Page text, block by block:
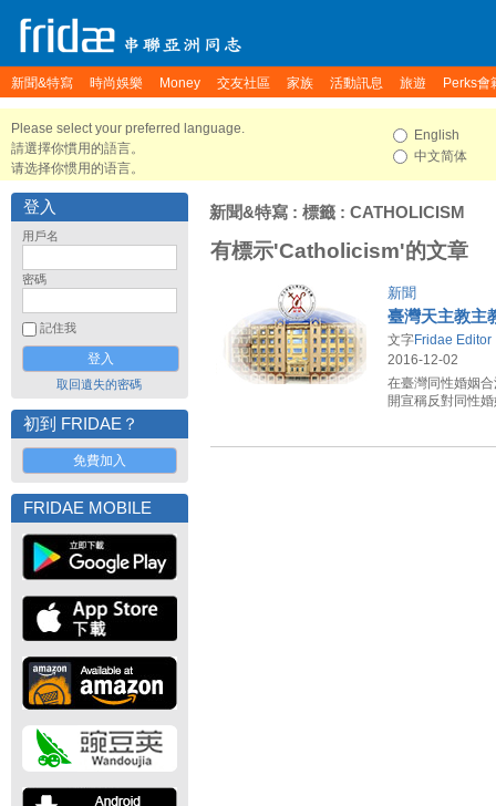
新聞&特寫 時尚娛樂 Money 交友社區 家族 活動訊息 旅遊 Perks會
Please select your preferred language.
請選擇你慣用的語言。
请选择你惯用的语言。
English
中文简体
登入
用戶名
密碼
記住我
取回遺失的密碼
初到 FRIDAE？
免費加入
FRIDAE MOBILE
新聞&特寫 : 標籤 : CATHOLICISM
有標示'Catholicism'的文章
新聞
臺灣天主教主
文字Fridae Editor
2016-12-02
在臺灣同性婚姻
開宣稱反對同性